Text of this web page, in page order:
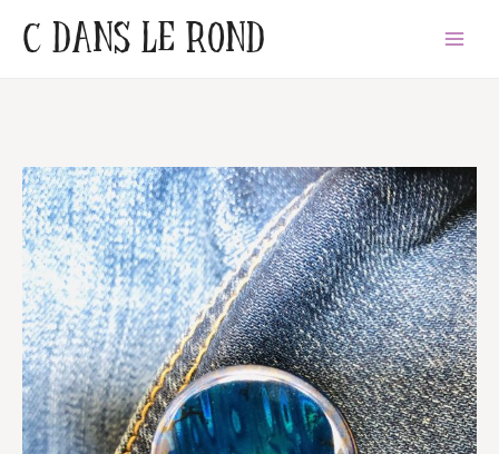
AllerC DANS LE ROND